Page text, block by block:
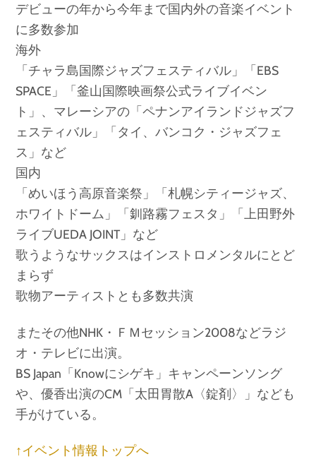
デビューの年から今年まで国内外の音楽イベント
に多数参加
海外
「チャラ島国際ジャズフェスティバル」「EBS
SPACE」「釜山国際映画祭公式ライブイベン
ト」、マレーシアの「ペナンアイランドジャズフ
ェスティバル」「タイ、バンコク・ジャズフェ
ス」など
国内
「めいほう高原音楽祭」「札幌シティージャズ、
ホワイトドーム」「釧路霧フェスタ」「上田野外
ライブUEDA JOINT」など
歌うようなサックスはインストロメンタルにとど
まらず
歌物アーティストとも多数共演
またその他NHK・ＦＭセッション2008などラジ
オ・テレビに出演。
BS Japan「Knowにシゲキ」キャンペーンソング
や、優香出演のCM「太田胃散A〈錠剤〉」なども
手がけている。
↑イベント情報トップへ